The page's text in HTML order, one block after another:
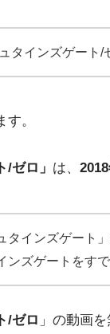
ュタインズゲート
。
/ゼロ」 は、
タインズゲート
ンズゲートをす
/ゼロ 」の動画